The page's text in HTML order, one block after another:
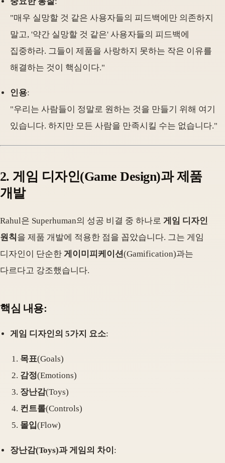
"매우 실망할 것 같은 사용자들의 피드백에만 의존하지
말고, '약간 실망할 것 같은' 사용자들의 피드백에
집중하라. 그들이 제품을 사랑하지 못하는 작은 이유를
해결하는 것이 핵심이다."
인용:
"우리는 사람들이 정말로 원하는 것을 만들기 위해 여기
있습니다. 하지만 모든 사람을 만족시킬 수는 없습니다."
2. 게임 디자인(Game Design)과 제품
개발
Rahul은 Superhuman의 성공 비결 중 하나로 게임 디자인
원칙을 제품 개발에 적용한 점을 꼽았습니다. 그는 게임
디자인이 단순한 게이미피케이션(Gamification)과는
다르다고 강조했습니다.
핵심 내용:
게임 디자인의 5가지 요소:
목표(Goals)
감정(Emotions)
장난감(Toys)
컨트롤(Controls)
몰입(Flow)
장난감(Toys)과 게임의 차이 :